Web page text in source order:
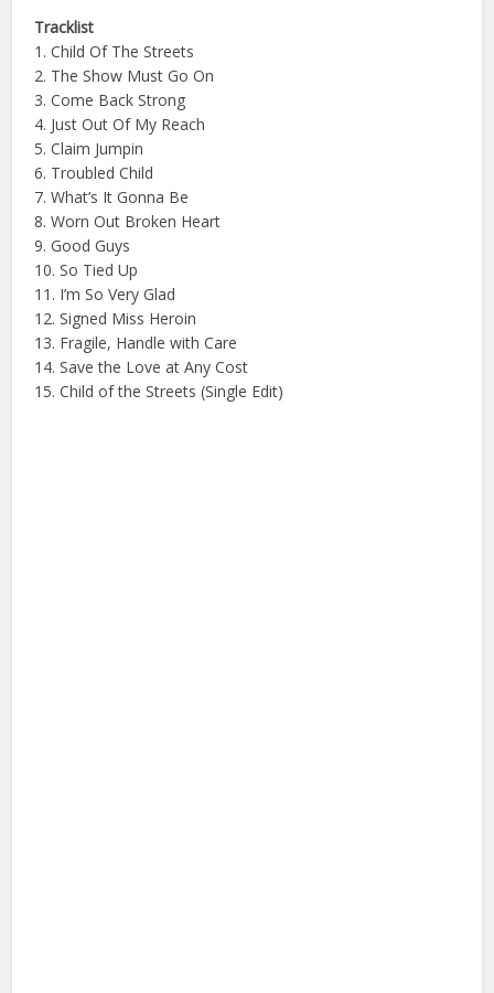
Tracklist
1. Child Of The Streets
2. The Show Must Go On
3. Come Back Strong
4. Just Out Of My Reach
5. Claim Jumpin
6. Troubled Child
7. What’s It Gonna Be
8. Worn Out Broken Heart
9. Good Guys
10. So Tied Up
11. I’m So Very Glad
12. Signed Miss Heroin
13. Fragile, Handle with Care
14. Save the Love at Any Cost
15. Child of the Streets (Single Edit)